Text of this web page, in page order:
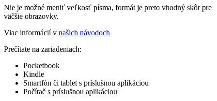
Nie je možné meniť veľkosť písma, formát je preto vhodný skôr pre
väčšie obrazovky.
Viac informácií v našich návodoch
Prečítate na zariadeniach:
Pocketbook
Kindle
Smartfón či tablet s príslušnou aplikáciou
Počítač s príslušnou aplikáciou